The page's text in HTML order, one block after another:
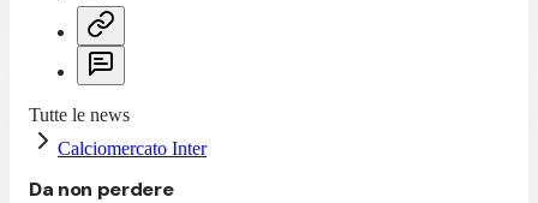
Tutte le news
Calciomercato Inter
Da non perdere